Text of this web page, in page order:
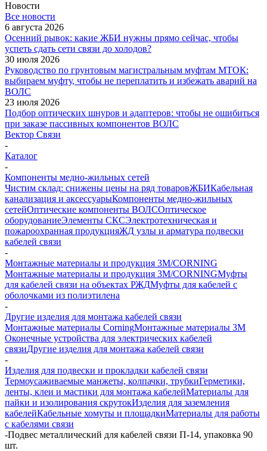
Новости
Все новости
6 августа 2026
Осенний рывок: какие ЖБИ нужны прямо сейчас, чтобы
успеть сдать сети связи до холодов?
30 июля 2026
Руководство по грунтовым магистральным муфтам МТОК:
выбираем муфту, чтобы не переплатить и избежать аварий на
ВОЛС
23 июля 2026
Подбор оптических шнуров и адаптеров: чтобы не ошибиться
при заказе пассивных компонентов ВОЛС
Вектор Связи
-
Каталог
-
Компоненты медно-жильных сетей
Чистим склад: снижены цены на ряд товаровЖБИКабельная
канализация и аксессуарыКомпоненты медно-жильных
сетейОптические компоненты ВОЛСОптическое
оборудованиеЭлементы СКСЭлектротехническая и
пожароохранная продукцияЖД узлы и арматура подвески
кабелей связи
-
Монтажные материалы и продукция 3M/CORNING
Монтажные материалы и продукция 3M/CORNINGМуфты
для кабелей связи на объектах РЖДМуфты для кабелей с
оболочками из полиэтилена
-
Другие изделия для монтажа кабелей связи
Монтажные материалы CorningМонтажные материалы 3M
Оконечные устройства для электрических кабелей
связиДругие изделия для монтажа кабелей связи
-
Изделия для подвески и прокладки кабелей связи
Термоусаживаемые манжеты, колпачки, трубкиГерметики,
ленты, клеи и мастики для монтажа кабелейМатериалы для
пайки и изолирования скрутокИзделия для заземления
кабелейКабельные хомуты и площадкиМатериалы для работы
с кабелями связи
-Подвес металлический для кабелей связи П-14, упаковка 90
шт.